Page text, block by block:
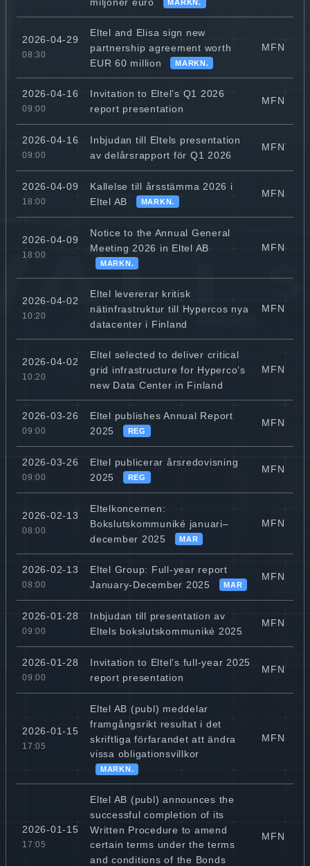
MARKN.
2026-04-29
08:30
Eltel and Elisa sign new
partnership agreement worth
EUR 60 million
MARKN.
MFN
2026-04-16
09:00
Invitation to Eltel’s Q1 2026
report presentation
MFN
2026-04-16
09:00
Inbjudan till Eltels presentation
av delårsrapport för Q1 2026
MFN
2026-04-09
18:00
Kallelse till årsstämma 2026 i
Eltel AB
MARKN.
MFN
2026-04-09
18:00
Notice to the Annual General
Meeting 2026 in Eltel AB
MARKN.
MFN
2026-04-02
10:20
Eltel levererar kritisk
nätinfrastruktur till Hypercos nya
datacenter i Finland
MFN
2026-04-02
10:20
Eltel selected to deliver critical
grid infrastructure for Hyperco’s
new Data Center in Finland
MFN
2026-03-26
09:00
Eltel publishes Annual Report
2025
REG
MFN
2026-03-26
09:00
Eltel publicerar årsredovisning
2025
REG
MFN
2026-02-13
08:00
Eltelkoncernen:
Bokslutskommuniké januari–
december 2025
MAR
MFN
2026-02-13
08:00
Eltel Group: Full-year report
January-December 2025
MAR
MFN
2026-01-28
09:00
Inbjudan till presentation av
Eltels bokslutskommuniké 2025
MFN
2026-01-28
09:00
Invitation to Eltel’s full-year 2025
report presentation
MFN
2026-01-15
17:05
Eltel AB (publ) meddelar
framgångsrikt resultat i det
skriftliga förfarandet att ändra
vissa obligationsvillkor
MARKN.
MFN
2026-01-15
17:05
Eltel AB (publ) announces the
successful completion of its
Written Procedure to amend
certain terms under the terms
and conditions of the Bonds
MFN